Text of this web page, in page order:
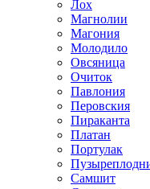
Лох
Магнолии
Магония
Молодило
Овсяница
Очиток
Павлония
Перовския
Пираканта
Платан
Портулак
Самшит